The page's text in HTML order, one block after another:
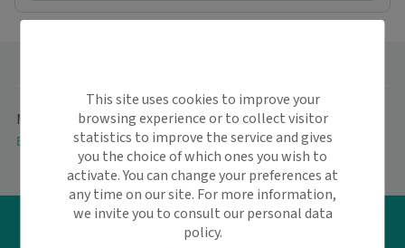
Maiia Maison de santé pluriprofessionnelle (MSP)
Essonne
Besoin d'aide ?
This site uses cookies to improve your
browsing experience or to collect visitor
statistics to improve the service and gives
you the choice of which ones you wish to
activate. You can change your preferences at
any time on our site. For more information,
we invite you to consult our personal data
policy.